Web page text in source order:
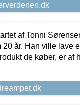
af Tonni
20 år. Han ville lave
de køber, er af